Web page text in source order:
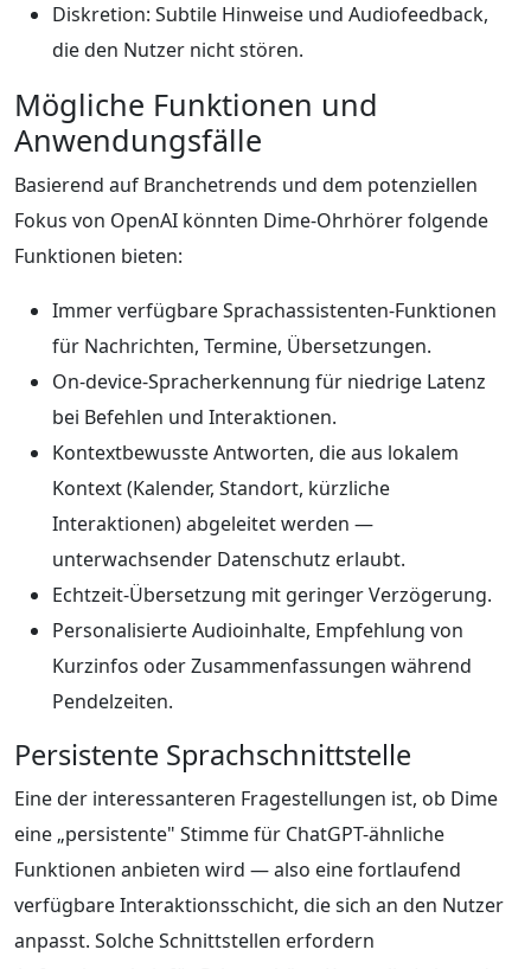
Diskretion: Subtile Hinweise und Audiofeedback,
die den Nutzer nicht stören.
Mögliche Funktionen und
Anwendungsfälle
Basierend auf Branchetrends und dem potenziellen
Fokus von OpenAI könnten Dime-Ohrhörer folgende
Funktionen bieten:
Immer verfügbare Sprachassistenten-Funktionen
für Nachrichten, Termine, Übersetzungen.
On-device-Spracherkennung für niedrige Latenz
bei Befehlen und Interaktionen.
Kontextbewusste Antworten, die aus lokalem
Kontext (Kalender, Standort, kürzliche
Interaktionen) abgeleitet werden —
unterwachsender Datenschutz erlaubt.
Echtzeit-Übersetzung mit geringer Verzögerung.
Personalisierte Audioinhalte, Empfehlung von
Kurzinfos oder Zusammenfassungen während
Pendelzeiten.
Persistente Sprachschnittstelle
Eine der interessanteren Fragestellungen ist, ob Dime
eine „persistente" Stimme für ChatGPT-ähnliche
Funktionen anbieten wird — also eine fortlaufend
verfügbare Interaktionsschicht, die sich an den Nutzer
anpasst. Solche Schnittstellen erfordern